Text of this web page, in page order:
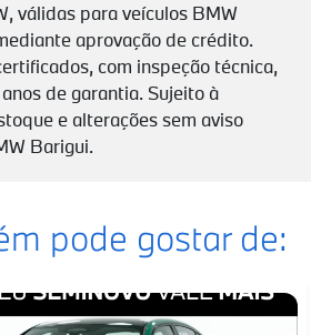
válidas para veículos BMW
aprovação de crédito.
com inspeção técnica,
de garantia. Sujeito à
e alterações sem aviso
Barigui.
pode gostar de: